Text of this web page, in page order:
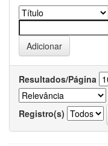
Resultados/Página
Registro(s)